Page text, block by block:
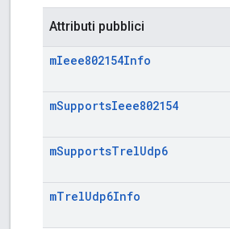
Attributi pubblici
mIeee802154Info
mSupportsIeee802154
mSupportsTrelUdp6
mTrelUdp6Info